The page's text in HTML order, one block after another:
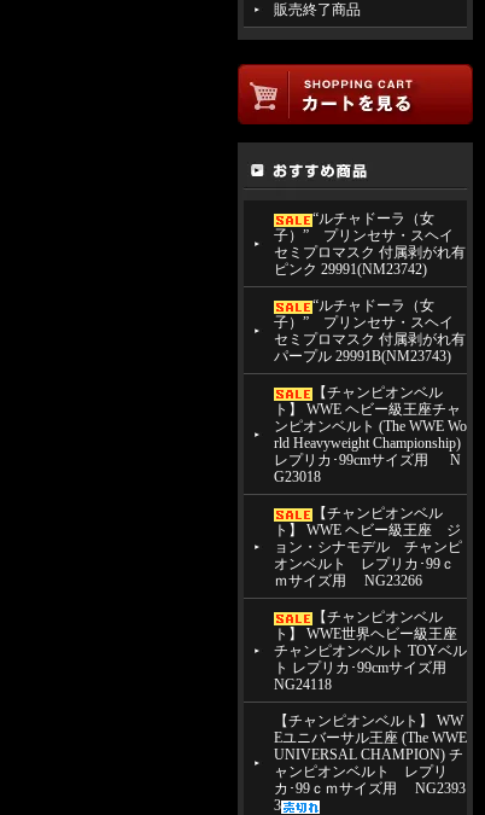
販売終了商品
“ルチャドーラ（女
子）” プリンセサ・スヘイ
セミプロマスク 付属剥がれ有
ピンク 29991(NM23742)
“ルチャドーラ（女
子）” プリンセサ・スヘイ
セミプロマスク 付属剥がれ有
パープル 29991B(NM23743)
【チャンピオンベル
ト】 WWE ヘビー級王座チャ
ンピオンベルト (The WWE Wo
rld Heavyweight Championship)
レプリカ･99cmサイズ用 N
G23018
【チャンピオンベル
ト】 WWE ヘビー級王座 ジ
ョン・シナモデル チャンピ
オンベルト レプリカ･99ｃ
ｍサイズ用 NG23266
【チャンピオンベル
ト】 WWE世界ヘビー級王座
チャンピオンベルト TOYベル
ト レプリカ･99cmサイズ用
NG24118
【チャンピオンベルト】 WW
Eユニバーサル王座 (The WWE
UNIVERSAL CHAMPION) チ
ャンピオンベルト レプリ
カ･99ｃｍサイズ用 NG2393
3